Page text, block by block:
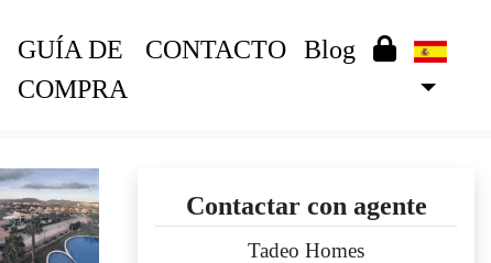
GUÍA DE
COMPRA
CONTACTO Blog
Contactar con agente
Tadeo Homes